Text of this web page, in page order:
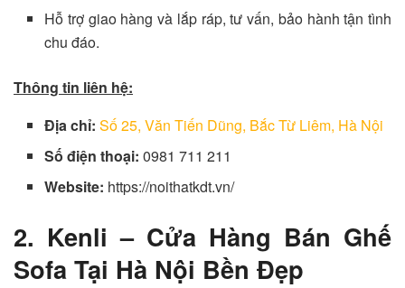
Hỗ trợ giao hàng và lắp ráp, tư vấn, bảo hành tận tình
chu đáo.
Thông tin liên hệ:
Địa chỉ: Số 25, Văn Tiến Dũng, Bắc Từ Liêm, Hà Nội
Số điện thoại: 0981 711 211
Website: https://noithatkdt.vn/
2. Kenli – Cửa Hàng Bán Ghế
Sofa Tại Hà Nội Bền Đẹp